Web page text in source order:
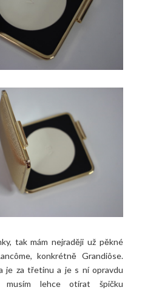
tak mám nejraději už pěkné
konkrétně Grandiôse.
je za třetinu a je s ní opravdu
musím lehce otírat špičku